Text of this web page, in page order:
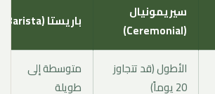
سيريمونيال
(Ceremonial)
باريستا (Barista)
الأطول (قد تتجاوز
20 يوماً)
متوسطة إلى
طويلة